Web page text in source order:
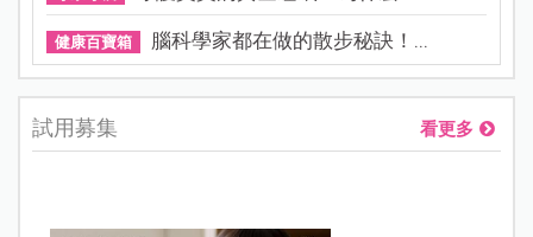
健康百寶箱 腦科學家都在做的散步秘訣！...
試用募集 看更多